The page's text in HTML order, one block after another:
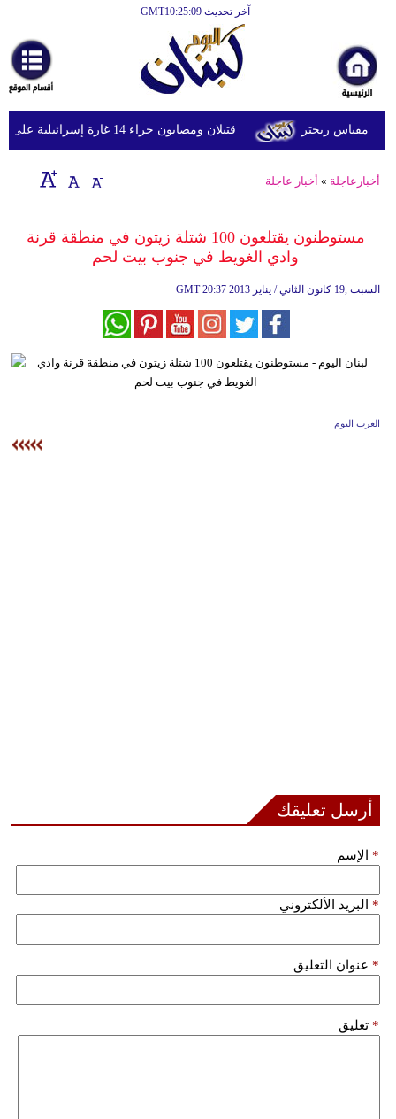
آخر تحديث GMT10:25:09
أخبارعاجلة
رياضة
ثقافة
إقتصاد
وموسيقى
ديكور
قتيلان ومصابون جراء 14 غارة إسرائيلية على شرق وجنوب لبنان
أخبارعاجلة » أخبار عاجلة
مستوطنون يقتلعون 100 شتلة زيتون في منطقة قرنة
وادي الغويط في جنوب بيت لحم
GMT 20:37 2013 السبت ,19 كانون الثاني / يناير
العرب اليوم
أرسل تعليقك
الإسم *
البريد الألكتروني *
عنوان التعليق *
تعليق *